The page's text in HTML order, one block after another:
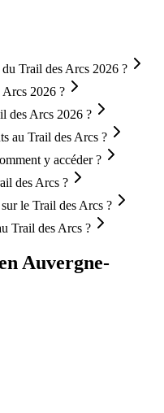
Trail des Arcs 2026 ?
Arcs 2026 ?
des Arcs 2026 ?
au Trail des Arcs ?
y accéder ?
des Arcs ?
le Trail des Arcs ?
Trail des Arcs ?
Auvergne-